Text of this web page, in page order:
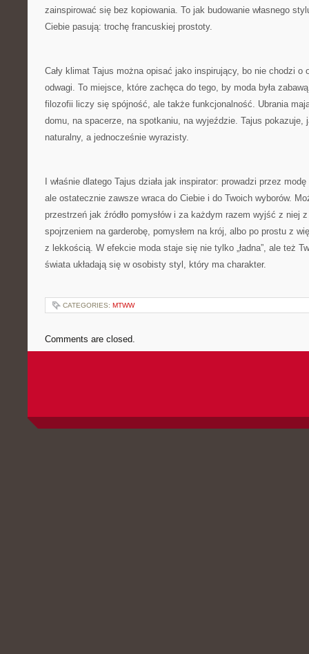
zainspirować się bez kopiowania. To jak budowanie własnego
Ciebie pasują: trochę francuskiej prostoty.
Cały klimat Tajus można opisać jako inspirujący, bo nie chodzi o
odwagi. To miejsce, które zachęca do tego, by moda była
filozofii liczy się spójność, ale także funkcjonalność. Ubrania
domu, na spacerze, na spotkaniu, na wyjeździe. Tajus pokazuje,
naturalny, a jednocześnie wyrazisty.
I właśnie dlatego Tajus działa jak inspirator: prowadzi przez
ale ostatecznie zawsze wraca do Ciebie i do Twoich wyborów.
przestrzeń jak źródło pomysłów i za każdym razem wyjść z niej
spojrzeniem na garderobę, pomysłem na krój, albo po prostu z
z lekkością. W efekcie moda staje się nie tylko „ładna”, ale też
świata układają się w osobisty styl, który ma charakter.
CATEGORIES: MTWW
Comments are closed.